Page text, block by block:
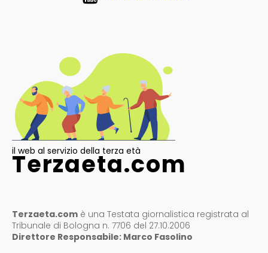
il web al servizio della terza età
Terzaeta.com
Terzaeta.com è una Testata giornalistica registrata al
Tribunale di Bologna n. 7706 del 27.10.2006
Direttore Responsabile: Marco Fasolino